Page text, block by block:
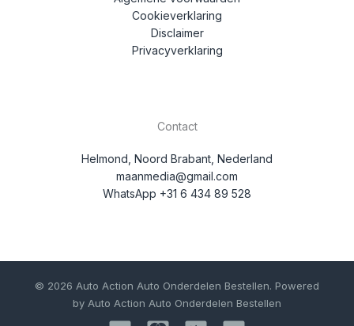
Cookieverklaring
Disclaimer
Privacyverklaring
Contact
Helmond, Noord Brabant, Nederland
maanmedia@gmail.com
WhatsApp +31 6 434 89 528
© 2026 Auto Action Auto Onderdelen Bestellen. Powered
by Auto Action Auto Onderdelen Bestellen